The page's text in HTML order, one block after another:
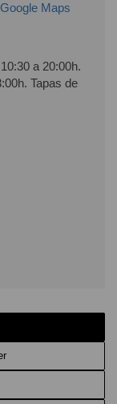
Maps
a 20:00h.
Tapas de